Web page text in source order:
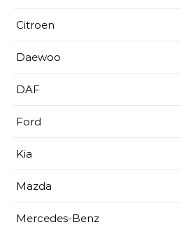
Citroen
Daewoo
DAF
Ford
Kia
Mazda
Mercedes-Benz